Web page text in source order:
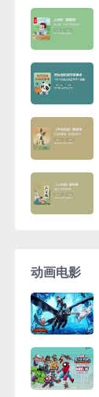
动画电影